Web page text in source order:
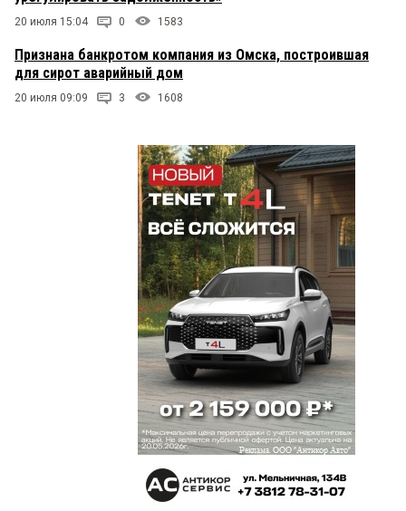
20 июля 15:04 0 1583
Признана банкротом компания из Омска, построившая
для сирот аварийный дом
20 июля 09:09 3 1608